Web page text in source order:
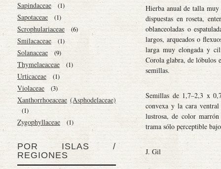
Sapindaceae (1)
Sapotaceae (1)
Scrophulariaceae (6)
Smilacaceae (1)
Solanaceae (9)
Thymelaeaceae (1)
Urticaceae (1)
Violaceae (3)
Xanthorrhoeaceae (Asphodelaceae)
(1)
Zygophyllaceae (1)
POR ISLAS /
REGIONES
Hierba anual de talla
dispuestas en roseta,
oblanceoladas o
largos, arqueados o
larga muy elongada y
Corola glabra, de lóbulos
semillas.
Semillas de 1,7–2,3 x
convexa y la cara
lustrosa, de color
trama sólo perceptible
J. Gil